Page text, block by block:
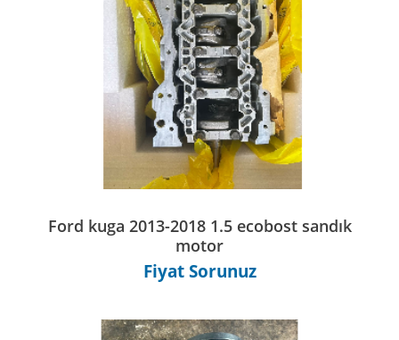
Ford kuga 2013-2018 1.5 ecobost sandık
motor
Fiyat Sorunuz